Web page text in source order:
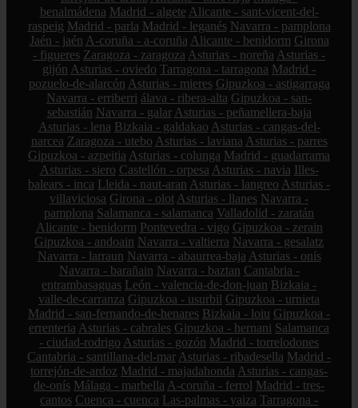
benalmádena Madrid - algete Alicante - sant-vicent-del-
raspeig Madrid - parla Madrid - leganés Navarra - pamplona
Jaén - jaén A-coruña - a-coruña Alicante - benidorm Girona
- figueres Zaragoza - zaragoza Asturias - noreña Asturias -
gijón Asturias - oviedo Tarragona - tarragona Madrid -
pozuelo-de-alarcón Asturias - mieres Gipuzkoa - astigarraga
Navarra - erriberri álava - ribera-alta Gipuzkoa - san-
sebastián Navarra - galar Asturias - peñamellera-baja
Asturias - lena Bizkaia - galdakao Asturias - cangas-del-
narcea Zaragoza - utebo Asturias - laviana Asturias - parres
Gipuzkoa - azpeitia Asturias - colunga Madrid - guadarrama
Asturias - siero Castellón - orpesa Asturias - navia Illes-
balears - inca Lleida - naut-aran Asturias - langreo Asturias -
villaviciosa Girona - olot Asturias - llanes Navarra -
pamplona Salamanca - salamanca Valladolid - zaratán
Alicante - benidorm Pontevedra - vigo Gipuzkoa - zerain
Gipuzkoa - andoain Navarra - valtierra Navarra - gesalatz
Navarra - larraun Navarra - abaurrea-baja Asturias - onís
Navarra - barañain Navarra - baztan Cantabria -
entrambasaguas León - valencia-de-don-juan Bizkaia -
valle-de-carranza Gipuzkoa - usurbil Gipuzkoa - urnieta
Madrid - san-fernando-de-henares Bizkaia - loiu Gipuzkoa -
errenteria Asturias - cabrales Gipuzkoa - hernani Salamanca
- ciudad-rodrigo Asturias - gozón Madrid - torrelodones
Cantabria - santillana-del-mar Asturias - ribadesella Madrid -
torrejón-de-ardoz Madrid - majadahonda Asturias - cangas-
de-onís Málaga - marbella A-coruña - ferrol Madrid - tres-
cantos Cuenca - cuenca Las-palmas - yaiza Tarragona -